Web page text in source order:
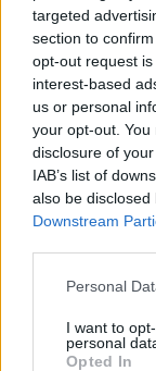
targeted
section to
opt-out request
interest-based
us or personal
your opt-out.
disclosure of
IAB’s list of
also be
Downstream
Personal
I want to
personal
Opted In
menza
gyűjtés